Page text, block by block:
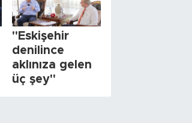
"Eskişehir
denilince
aklınıza gelen
üç şey"